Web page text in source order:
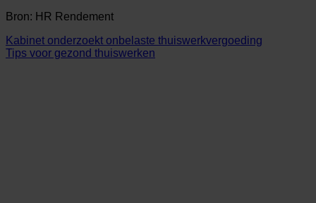
Bron: HR Rendement
Kabinet onderzoekt onbelaste thuiswerkvergoeding
Tips voor gezond thuiswerken